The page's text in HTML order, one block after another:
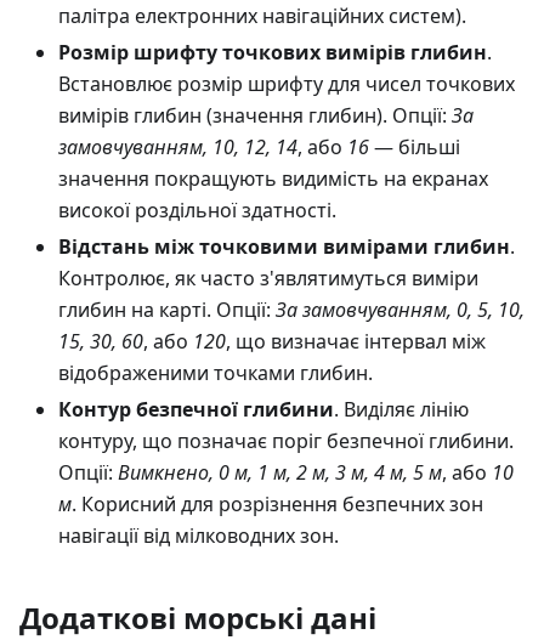
палітра електронних навігаційних систем).
Розмір шрифту точкових вимірів глибин.
Встановлює розмір шрифту для чисел точкових
вимірів глибин (значення глибин). Опції: За
замовчуванням, 10, 12, 14, або 16— більші
значення покращують видимість на екранах
високої роздільної здатності.
Відстань між точковими вимірами глибин.
Контролює, як часто з'являтимуться виміри
глибин на карті. Опції: За замовчуванням, 0, 5, 10,
15, 30, 60, або 120, що визначає інтервал між
відображеними точками глибин.
Контур безпечної глибини. Виділяє лінію
контуру, що позначає поріг безпечної глибини.
Опції: Вимкнено, 0 м, 1 м, 2 м, 3 м, 4 м, 5 м, або 10
м. Корисний для розрізнення безпечних зон
навігації від мілководних зон.
Додаткові морські дані